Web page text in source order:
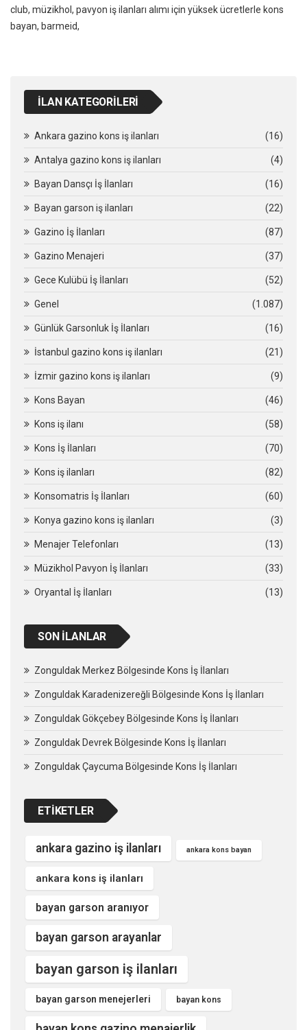
club, müzikhol, pavyon iş ilanları alımı için yüksek ücretlerle kons
bayan, barmeid,
İLAN KATEGORILERI
Ankara gazino kons iş ilanları (16)
Antalya gazino kons iş ilanları (4)
Bayan Dansçı İş İlanları (16)
Bayan garson iş ilanları (22)
Gazino İş İlanları (87)
Gazino Menajeri (37)
Gece Kulübü İş İlanları (52)
Genel (1.087)
Günlük Garsonluk İş İlanları (16)
İstanbul gazino kons iş ilanları (21)
İzmir gazino kons iş ilanları (9)
Kons Bayan (46)
Kons iş ilanı (58)
Kons İş İlanları (70)
Kons iş ilanları (82)
Konsomatris İş İlanları (60)
Konya gazino kons iş ilanları (3)
Menajer Telefonları (13)
Müzikhol Pavyon İş İlanları (33)
Oryantal İş İlanları (13)
SON İLANLAR
Zonguldak Merkez Bölgesinde Kons İş İlanları
Zonguldak Karadenizereğli Bölgesinde Kons İş İlanları
Zonguldak Gökçebey Bölgesinde Kons İş İlanları
Zonguldak Devrek Bölgesinde Kons İş İlanları
Zonguldak Çaycuma Bölgesinde Kons İş İlanları
ETIKETLER
ankara gazino iş ilanları ankara kons bayan
ankara kons iş ilanları
bayan garson aranıyor
bayan garson arayanlar
bayan garson iş ilanları
bayan garson menejerleri bayan kons